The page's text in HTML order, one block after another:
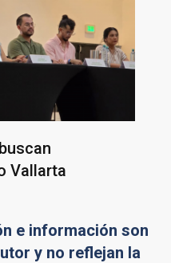
Vallarta
e información son
y no reflejan la